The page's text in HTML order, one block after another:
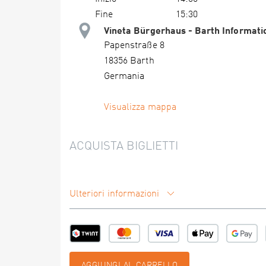
Fine
15:30
Vineta Bürgerhaus - Barth
Papenstraße 8
18356 Barth
Germania
Visualizza mappa
ACQUISTA BIGLIETTI
Ulteriori informazioni